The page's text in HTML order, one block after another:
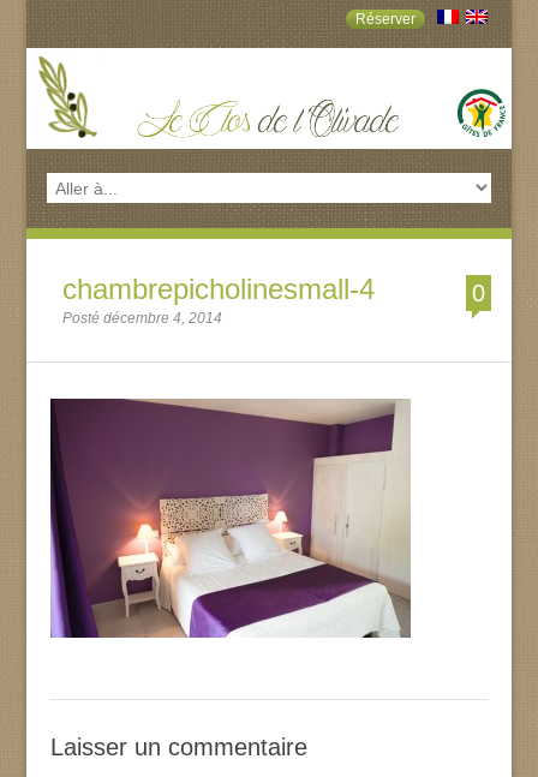
Réserver
chambrepicholinesmall-4
Posté décembre 4, 2014
0
Laisser un commentaire